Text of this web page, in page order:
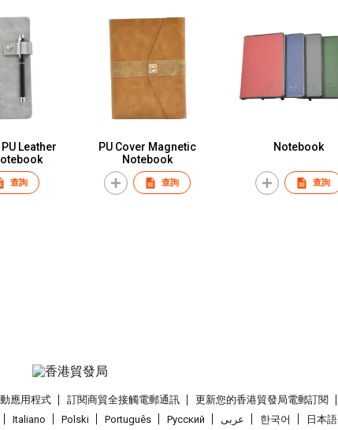
Leather
查詢
PU Cover Magnetic
Notebook
查詢
Notebook
查詢
應用程式 訂閱商貿全接觸電郵通訊 更新您的香港貿發局電郵訂閱
Italiano Polski Português Pусский عربى 한국어 日本語